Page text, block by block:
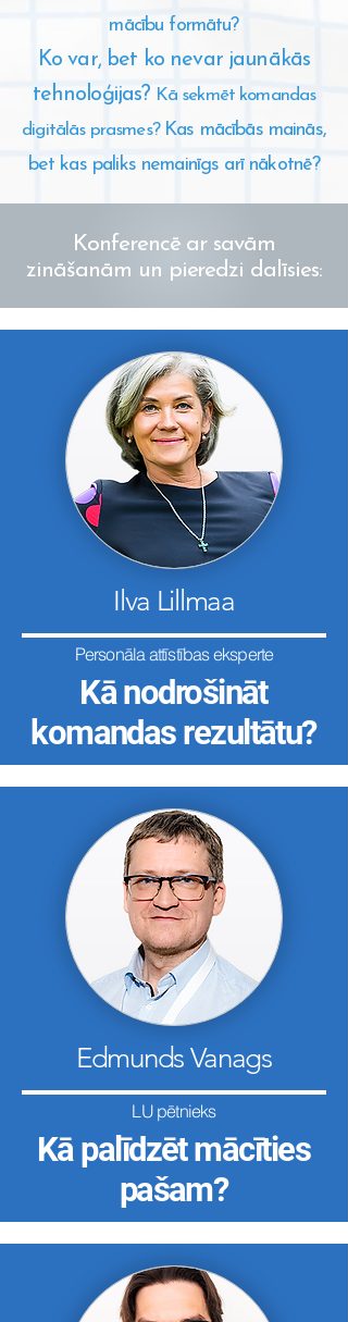
mācību formātu?
Ko var, bet ko nevar jaunākās
tehnoloģijas? Kā sekmēt komandas
digitālās prasmes? Kas mācībās mainās,
bet kas paliks nemainīgs arī nākotnē?
Konferencē ar savām
zināšanām un pieredzi dalīsies:
Ilva Lillmaa
Personāla attīstības eksperte
Kā nodrošināt
komandas rezultātu?
Edmunds Vanags
LU pētnieks
Kā palīdzēt mācīties
pašam?